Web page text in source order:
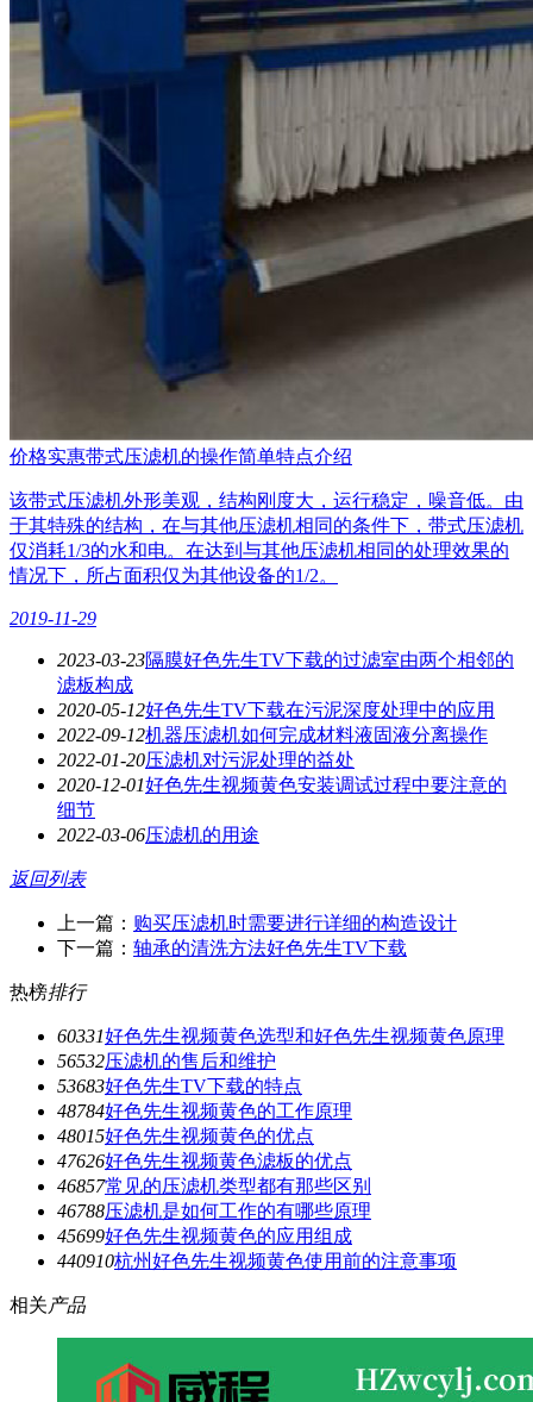
价格实惠带式压滤机的操作简单特点介绍
该带式压滤机外形美观，结构刚度大，运行稳定，噪音低。由
于其特殊的结构，在与其他压滤机相同的条件下，带式压滤机
仅消耗1/3的水和电。在达到与其他压滤机相同的处理效果的
情况下，所占面积仅为其他设备的1/2。
2019-11-29
2023-03-23隔膜好色先生TV下载的过滤室由两个相邻的
滤板构成
2020-05-12好色先生TV下载在污泥深度处理中的应用
2022-09-12机器压滤机如何完成材料液固液分离操作
2022-01-20压滤机对污泥处理的益处
2020-12-01好色先生视频黄色安装调试过程中要注意的
细节
2022-03-06压滤机的用途
返回列表
上一篇： 购买压滤机时需要进行详细的构造设计
下一篇： 轴承的清洗方法好色先生TV下载
热榜排行
60331好色先生视频黄色选型和好色先生视频黄色原理
56532压滤机的售后和维护
53683好色先生TV下载的特点
48784好色先生视频黄色的工作原理
48015好色先生视频黄色的优点
47626好色先生视频黄色滤板的优点
46857常见的压滤机类型都有那些区别
46788压滤机是如何工作的有哪些原理
45699好色先生视频黄色的应用组成
440910杭州好色先生视频黄色使用前的注意事项
相关产品